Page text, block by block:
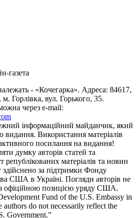
газета
- «Кочегарка». Адреса: 84617,
Горлівка, вул. Горького, 35.
через e-mail:
інформаційний майданчик, який
видання. Використання матеріалів
посилання на видання!
думку авторів статей та
републікованих матеріалів та новин
здійснено за підтримки Фонду
США в Україні. Погляди авторів не
з офіційною позицією уряду США.
Fund of the U.S. Embassy in
do not necessarily reflect the
Government.”